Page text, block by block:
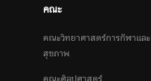
คณะ
คณะวิทยาศาสตร์การกีฬาและ
สุขภาพ